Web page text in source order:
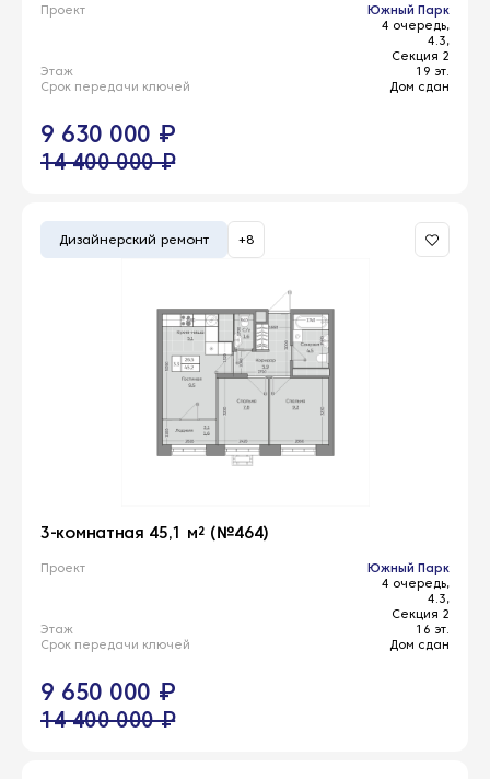
Проект
Южный Парк
4 очередь,
4.3,
Секция 2
Этаж
19 эт.
Срок передачи ключей
Дом сдан
9 630 000 ₽
14 400 000 ₽
Дизайнерский ремонт +8
3-комнатная 45,1 м² (№464)
Проект
Южный Парк
4 очередь,
4.3,
Секция 2
Этаж
16 эт.
Срок передачи ключей
Дом сдан
9 650 000 ₽
14 400 000 ₽